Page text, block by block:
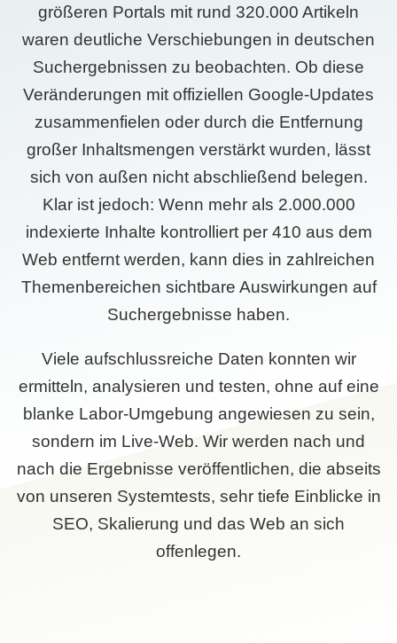
größeren Portals mit rund 320.000 Artikeln
waren deutliche Verschiebungen in deutschen
Suchergebnissen zu beobachten. Ob diese
Veränderungen mit offiziellen Google-Updates
zusammenfielen oder durch die Entfernung
großer Inhaltsmengen verstärkt wurden, lässt
sich von außen nicht abschließend belegen.
Klar ist jedoch: Wenn mehr als 2.000.000
indexierte Inhalte kontrolliert per 410 aus dem
Web entfernt werden, kann dies in zahlreichen
Themenbereichen sichtbare Auswirkungen auf
Suchergebnisse haben.
Viele aufschlussreiche Daten konnten wir
ermitteln, analysieren und testen, ohne auf eine
blanke Labor-Umgebung angewiesen zu sein,
sondern im Live-Web. Wir werden nach und
nach die Ergebnisse veröffentlichen, die abseits
von unseren Systemtests, sehr tiefe Einblicke in
SEO, Skalierung und das Web an sich
offenlegen.